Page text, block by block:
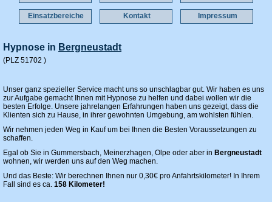
Einsatzbereiche Kontakt Impressum
Hypnose in Bergneustadt
(PLZ 51702 )
Unser ganz spezieller Service macht uns so unschlagbar gut. Wir haben es uns
zur Aufgabe gemacht Ihnen mit Hypnose zu helfen und dabei wollen wir die
besten Erfolge. Unsere jahrelangen Erfahrungen haben uns gezeigt, dass die
Klienten sich zu Hause, in ihrer gewohnten Umgebung, am wohlsten fühlen.
Wir nehmen jeden Weg in Kauf um bei Ihnen die Besten Voraussetzungen zu
schaffen.
Egal ob Sie in Gummersbach, Meinerzhagen, Olpe oder aber in Bergneustadt
wohnen, wir werden uns auf den Weg machen.
Und das Beste: Wir berechnen Ihnen nur 0,30€ pro Anfahrtskilometer! In Ihrem
Fall sind es ca. 158 Kilometer!